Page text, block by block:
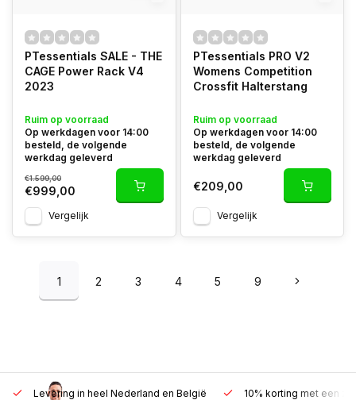
PTessentials SALE - THE
CAGE Power Rack V4
2023
Ruim op voorraad
Op werkdagen voor 14:00
besteld, de volgende
werkdag geleverd
€1.599,00
€999,00
Vergelijk
PTessentials PRO V2
Womens Competition
Crossfit Halterstang
Ruim op voorraad
Op werkdagen voor 14:00
besteld, de volgende
werkdag geleverd
€209,00
Vergelijk
1 2 3 4 5 9
Levering in heel Nederland en België 10% korting met een